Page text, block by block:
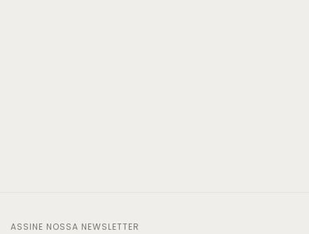
ASSINE NOSSA NEWSLETTER